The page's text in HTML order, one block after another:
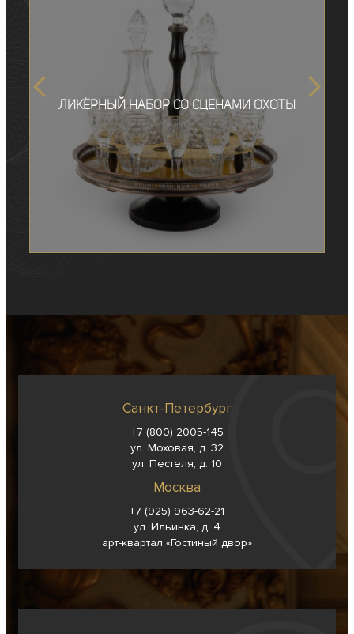
Ликёрный набор со сценами охоты
Санкт-Петербург
+7 (800) 2005-145
ул. Моховая, д. 32
ул. Пестеля, д. 10
Москва
+7 (925) 963-62-21
ул. Ильинка, д. 4
арт-квартал «Гостиный двор»